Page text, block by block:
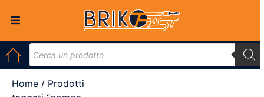
Home / Prodotti